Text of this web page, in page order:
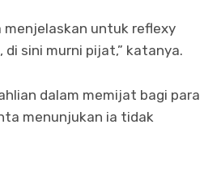
untuk reflexy
di sini murni pijat,” katanya.
dalam memijat bagi para
menunjukan ia tidak